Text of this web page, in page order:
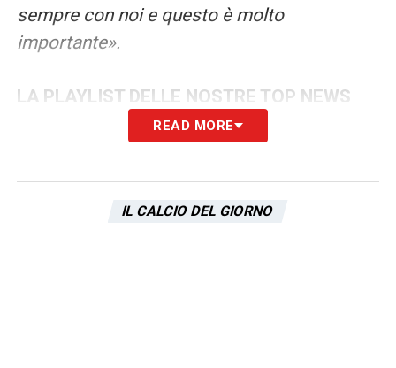
sempre con noi e questo è molto
importante».
LA PLAYLIST DELLE NOSTRE TOP NEWS
READ MORE
IL CALCIO DEL GIORNO